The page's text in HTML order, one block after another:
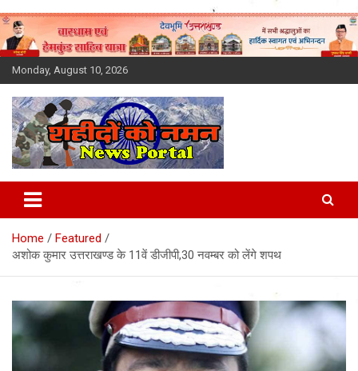
Skip
to
content
Monday, August 10, 2026
Latest News Today, Breaking
News, Uttarakhand News in
Hindi
Home
Featured
अशोक कुमार उत्तराखण्ड के 11वें डीजीपी,30 नवम्बर को लेंगे शपथ